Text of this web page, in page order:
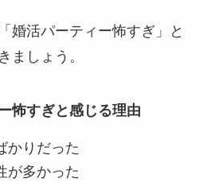
婚活パーティー怖すぎ」と
ましょう。
怖すぎと感じる理由
かりだった
が多かった